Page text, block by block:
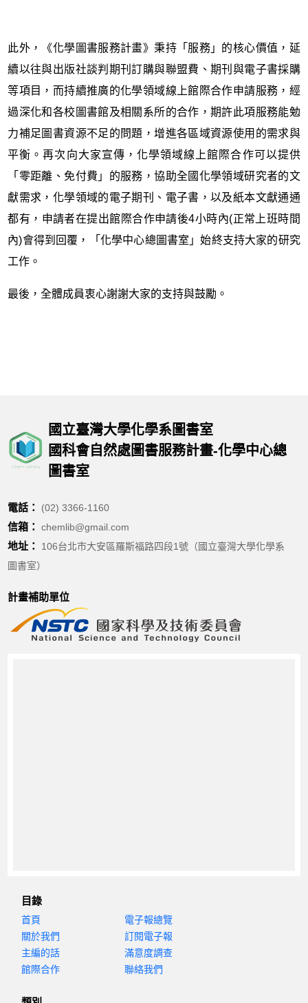
此外，《化學圖書服務計畫》秉持「服務」的核心價值，延
續以往與出版社談判期刊訂購與聯盟費、期刊與電子書採購
等項目，而持續推廣的化學領域線上館際合作申請服務，經
過深化和各校圖書館及相關系所的合作，期許此項服務能勉
力補足圖書資源不足的問題，增進各區域資源使用的需求與
平衡。再次向大家宣傳，化學領域線上館際合作可以提供
「零距離、免付費」的服務，協助全國化學領域研究者的文
獻需求，化學領域的電子期刊、電子書，以及紙本文獻通通
都有，申請者在提出館際合作申請後4小時內(正常上班時間
內)會得到回覆，「化學中心總圖書室」始終支持大家的研究
工作。
最後，全體成員衷心謝謝大家的支持與鼓勵。
國立臺灣大學化學系圖書室
國科會自然處圖書服務計畫-化學中心總
圖書室
電話： (02) 3366-1160
信箱： chemlib@gmail.com
地址：
106台北市大安區羅斯福路四段1號（國立臺灣大學化學系
圖書室）
計畫補助單位
目錄
首頁
關於我們
主編的話
館際合作
電子報總覽
訂閱電子報
滿意度調查
聯絡我們